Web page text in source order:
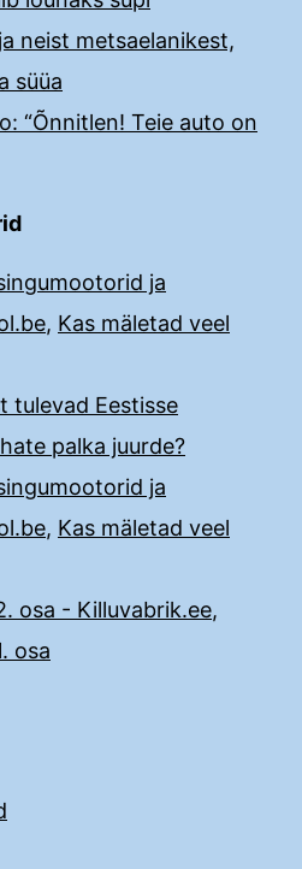
neist metsaelanikest,
süüa
“Õnnitlen! Teie auto on
ja
, Kas mäletad veel
tulevad Eestisse
palka juurde?
ja
, Kas mäletad veel
osa - Killuvabrik.ee,
osa